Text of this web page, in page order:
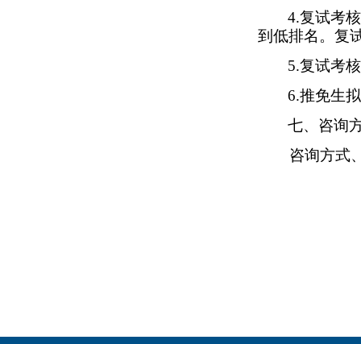
4.复试考
到低排名。复
5.复试考
6.推免生
七、咨询
咨询方式